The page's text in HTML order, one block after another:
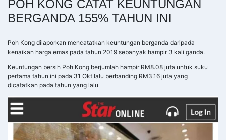
POH KONG CATAT KEUNTUNGAN
BERGANDA 155% TAHUN INI
Poh Kong dilaporkan mencatatkan keuntungan berganda daripada
kenaikan harga emas pada tahun 2019 sebanyak hampir 3 kali ganda.
Keuntungan bersih Poh Kong berjumlah hampir RM8.08 juta untuk suku
pertama tahun ini pada 31 Okt lalu berbanding RM3.16 juta yang
dicatatkan pada tahun yang lalu